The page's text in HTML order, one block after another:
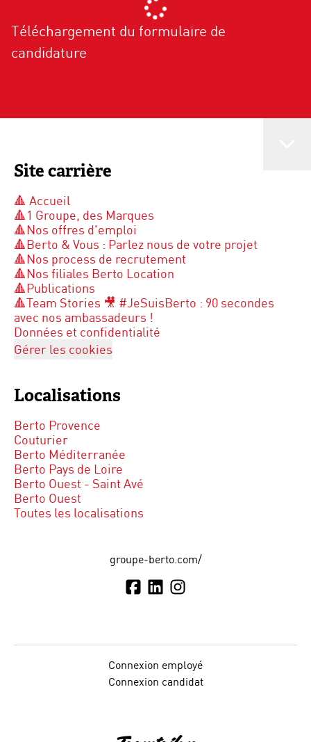
Téléchargement du formulaire de
candidature
Site carrière
🔺 Accueil
🔺1 Groupe, des Marques
🔺Nos offres d'emploi
🔺Berto & Vous : Parlez nous de votre projet
🔺Nos process de recrutement
🔺Nos filiales Berto Location
🔺Publications
🔺Team Stories 🎥 #JeSuisBerto : 90 secondes
avec nos ambassadeurs !
Données et confidentialité
Gérer les cookies
Localisations
Berto Provence
Couturier
Berto Méditerranée
Berto Pays de Loire
Berto Ouest - Saint Avé
Berto Ouest
Toutes les localisations
groupe-berto.com/
Connexion employé
Connexion candidat